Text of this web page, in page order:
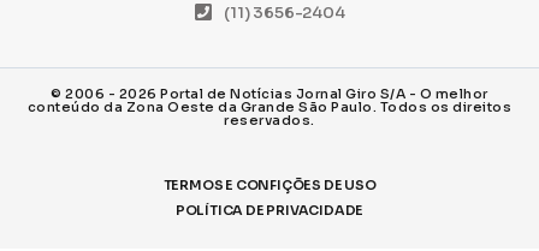
(11) 3656-2404
© 2006 - 2026 Portal de Notícias Jornal Giro S/A - O melhor
conteúdo da Zona Oeste da Grande São Paulo. Todos os direitos
reservados.
TERMOS E CONFIÇÕES DE USO
POLÍTICA DE PRIVACIDADE